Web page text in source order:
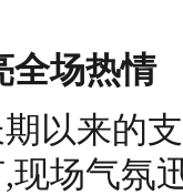
全场热情
以来的
现场气氛